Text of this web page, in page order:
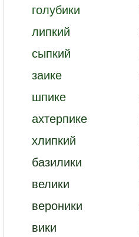
голубики
липкий
сыпкий
заике
шпике
ахтерпике
хлипкий
базилики
велики
вероники
вики